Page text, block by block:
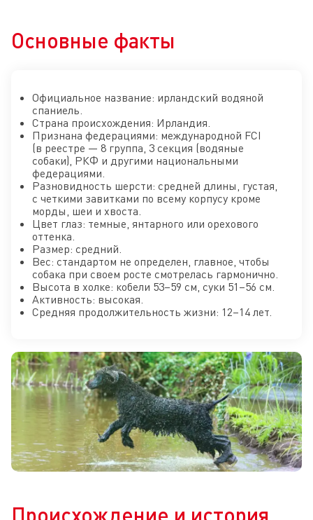
Основные факты
Официальное название: ирландский водяной
спаниель.
Страна происхождения: Ирландия.
Признана федерациями: международной FCI
(в реестре — 8 группа, 3 секция (водяные
собаки), РКФ и другими национальными
федерациями.
Разновидность шерсти: средней длины, густая,
с четкими завитками по всему корпусу кроме
морды, шеи и хвоста.
Цвет глаз: темные, янтарного или орехового
оттенка.
Размер: средний.
Вес: стандартом не определен, главное, чтобы
собака при своем росте смотрелась гармонично.
Высота в холке: кобели 53–59 см, суки 51–56 см.
Активность: высокая.
Средняя продолжительность жизни: 12–14 лет.
Происхождение и история